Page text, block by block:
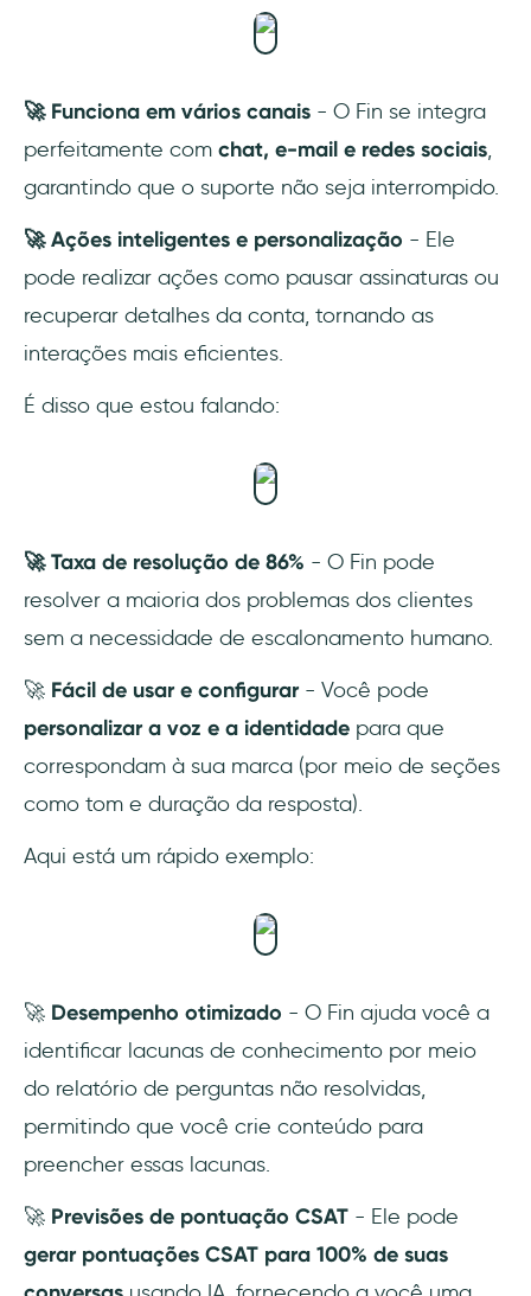
🚀 Funciona em vários canais - O Fin se integra
perfeitamente com chat, e-mail e redes sociais,
garantindo que o suporte não seja interrompido.
🚀 Ações inteligentes e personalização - Ele
pode realizar ações como pausar assinaturas ou
recuperar detalhes da conta, tornando as
interações mais eficientes.
É disso que estou falando:
🚀 Taxa de resolução de 86% - O Fin pode
resolver a maioria dos problemas dos clientes
sem a necessidade de escalonamento humano.
🚀 Fácil de usar e configurar - Você pode
personalizar a voz e a identidade para que
correspondam à sua marca (por meio de seções
como tom e duração da resposta).
Aqui está um rápido exemplo:
🚀 Desempenho otimizado - O Fin ajuda você a
identificar lacunas de conhecimento por meio
do relatório de perguntas não resolvidas,
permitindo que você crie conteúdo para
preencher essas lacunas.
🚀 Previsões de pontuação CSAT - Ele pode
gerar pontuações CSAT para 100% de suas